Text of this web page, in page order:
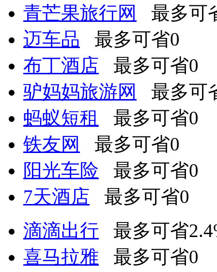
青芒果旅行网
最多可
迈车品 最多可省0
布丁酒店 最多可省0
驴妈妈旅游网
最多可
蚂蚁短租
最多可省0
铁友网
最多可省0
阳光车险 最多可省0
7天酒店 最多可省0
滴滴出行 最多可省
喜马拉雅 最多可省0